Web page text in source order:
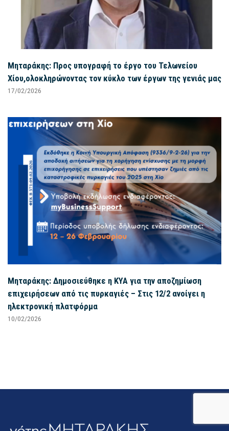
Μηταράκης: Προς υπογραφή το έργο του Τελωνείου
Χίου,ολοκληρώνοντας τον κύκλο των έργων της γενιάς μας
17/02/2026
Μηταράκης: Δημοσιεύθηκε η ΚΥΑ για την αποζημίωση
επιχειρήσεων από τις πυρκαγιές – Στις 12/2 ανοίγει η
ηλεκτρονική πλατφόρμα
10/02/2026